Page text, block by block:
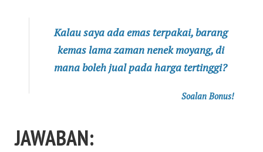
Kalau saya ada emas terpakai, barang
kemas lama zaman nenek moyang, di
mana boleh jual pada harga tertinggi?
Soalan Bonus!
JAWABAN: